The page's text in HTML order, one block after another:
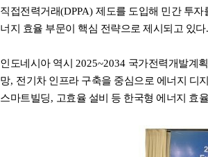
직접전력거래(DPPA) 제도를 도입해 민간 투자
너지 효율 부문이 핵심 전략으로 제시되고 있다.
인도네시아 역시 2025~2034 국가전력개발계획
망, 전기차 인프라 구축을 중심으로 에너지 디
스마트빌딩, 고효율 설비 등 한국형 에너지 효